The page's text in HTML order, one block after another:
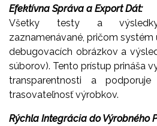
Efektívna Správa a Export Dát:
Všetky testy a
zaznamenávané, pričom systém
debugovacích obrázkov a
súborov). Tento prístup prináša
transparentnosti a
trasovateľnosť výrobkov.
Rýchla Integrácia do Výrobného